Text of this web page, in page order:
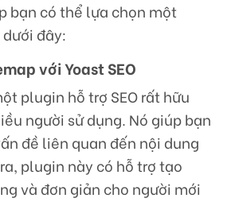
bạn có thể lựa chọn một
đây:
với Yoast SEO
plugin hỗ trợ SEO rất hữu
người sử dụng. Nó giúp bạn
đề liên quan đến nội dung
plugin này có hỗ trợ tạo
và đơn giản cho người mới